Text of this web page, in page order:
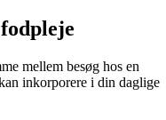
mellem besøg hos en
inkorporere i din daglige